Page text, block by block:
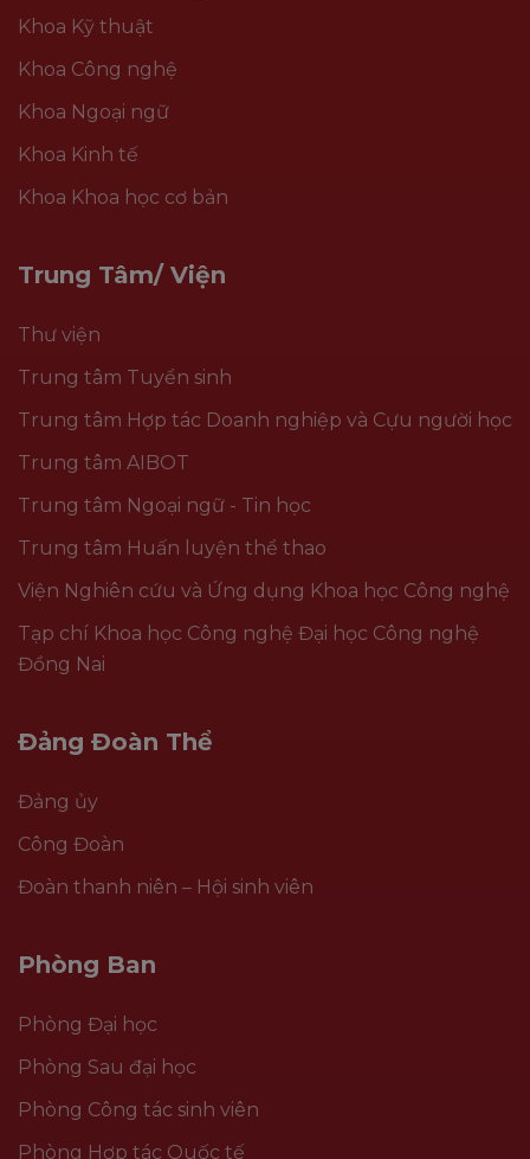
Khoa Kỹ thuật
Khoa Công nghệ
Khoa Ngoại ngữ
Khoa Kinh tế
Khoa Khoa học cơ bản
Trung Tâm/ Viện
Thư viện
Trung tâm Tuyển sinh
Trung tâm Hợp tác Doanh nghiệp và Cựu người học
Trung tâm AIBOT
Trung tâm Ngoại ngữ - Tin học
Trung tâm Huấn luyện thể thao
Viện Nghiên cứu và Ứng dụng Khoa học Công nghệ
Tạp chí Khoa học Công nghệ Đại học Công nghệ
Đồng Nai
Đảng Đoàn Thể
Đảng ủy
Công Đoàn
Đoàn thanh niên – Hội sinh viên
Phòng Ban
Phòng Đại học
Phòng Sau đại học
Phòng Công tác sinh viên
Phòng Hợp tác Quốc tế